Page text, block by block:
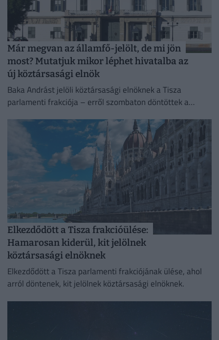
Már megvan az államfő-jelölt, de mi jön
most? Mutatjuk mikor léphet hivatalba az
új köztársasági elnök
Baka Andrást jelöli köztársasági elnöknek a Tisza
parlamenti frakciója – erről szombaton döntöttek a
Elkezdődött a Tisza frakcióülése:
Hamarosan kiderül, kit jelölnek
köztársasági elnöknek
Elkezdődött a Tisza parlamenti frakciójának ülése, ahol
arról döntenek, kit jelölnek köztársasági elnöknek.